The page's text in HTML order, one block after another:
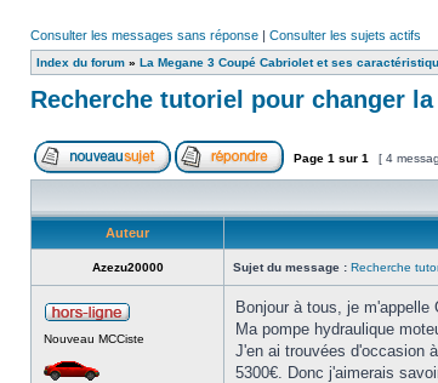
Consulter les messages sans réponse | Consulter les sujets actifs
Index du forum » La Megane 3 Coupé Cabriolet et ses
Recherche tutoriel pour changer
Page 1 sur 1 [ 4
Auteur
Azezu20000 Sujet du message : Recherche
Nouveau MCCiste
Bonjour à tous, je m'appelle
Ma pompe hydraulique
J'en ai trouvées d'occasion
5300€. Donc j'aimerais